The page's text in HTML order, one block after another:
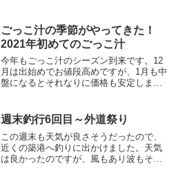
プしただけの記事です。正直、虹をまじ
まじと観たのは何年振...
ごっこ汁の季節がやってきた！
2021年初めてのごっこ汁
今年もごっこ汁のシーズン到来です。12
月は出始めでお値段高めですが、1月も中
盤になるとそれなりに価格も安定します
こ汁を作って食べます。↓ ↓詳しい作り
方は、前年のせて...
週末釣行6回目～外道祭り
この週末も天気が良さそうだったので、
近くの築港へ釣りに出かけました。天気
は良かったのですが、風もあり波もそれ